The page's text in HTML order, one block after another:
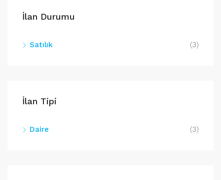
İlan Durumu
Satılık (3)
İlan Tipi
Daire (3)